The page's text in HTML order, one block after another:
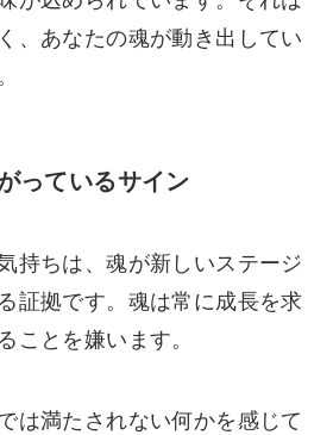
、あなたの魂が動き出してい
っているサイン
持ちは、魂が新しいステージ
証拠です。魂は常に成長を求
ことを嫌います。
は満たされない何かを感じて